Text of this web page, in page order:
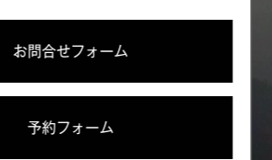
お問合せフォーム
予約フォーム